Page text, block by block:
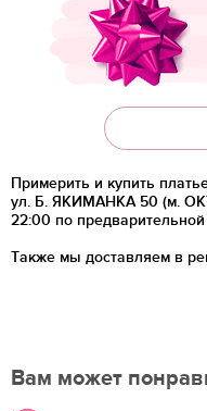
Примерить и купить
ул. Б. ЯКИМАНКА 50 (м.
22:00 по
Также мы доставляем в
Вам может